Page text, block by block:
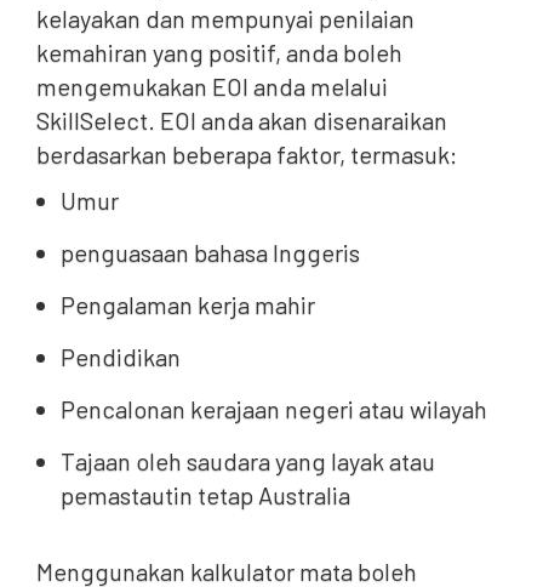
kelayakan dan mempunyai penilaian
kemahiran yang positif, anda boleh
mengemukakan EOI anda melalui
SkillSelect. EOI anda akan disenaraikan
berdasarkan beberapa faktor, termasuk:
Umur
penguasaan bahasa Inggeris
Pengalaman kerja mahir
Pendidikan
Pencalonan kerajaan negeri atau wilayah
Tajaan oleh saudara yang layak atau
pemastautin tetap Australia
Menggunakan kalkulator mata boleh